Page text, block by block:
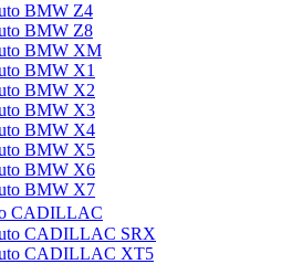
BMW Z4
BMW Z8
BMW XM
BMW X1
BMW X2
BMW X3
BMW X4
BMW X5
BMW X6
BMW X7
CADILLAC
CADILLAC SRX
CADILLAC XT5